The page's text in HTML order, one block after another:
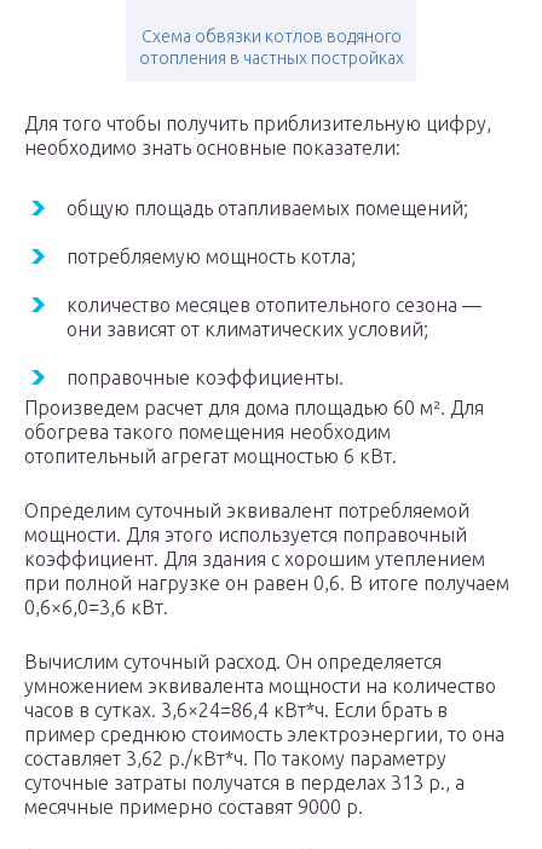
Схема обвязки котлов водяного
отопления в частных постройках
Для того чтобы получить приблизительную цифру,
необходимо знать основные показатели:
общую площадь отапливаемых помещений;
потребляемую мощность котла;
количество месяцев отопительного сезона —
они зависят от климатических условий;
поправочные коэффициенты.
Произведем расчет для дома площадью 60 м². Для
обогрева такого помещения необходим
отопительный агрегат мощностью 6 кВт.
Определим суточный эквивалент потребляемой
мощности. Для этого используется поправочный
коэффициент. Для здания с хорошим утеплением
при полной нагрузке он равен 0,6. В итоге получаем
0,6×6,0=3,6 кВт.
Вычислим суточный расход. Он определяется
умножением эквивалента мощности на количество
часов в сутках. 3,6×24=86,4 кВт*ч. Если брать в
пример среднюю стоимость электроэнергии, то она
составляет 3,62 р./кВт*ч. По такому параметру
суточные затраты получатся в перделах 313 р., а
месячные примерно составят 9000 р.